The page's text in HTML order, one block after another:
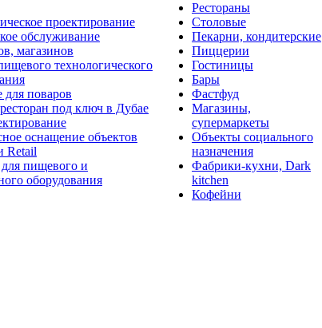
проектирование
обслуживание
магазинов
технологического
для поваров
под ключ в Дубае
оснащение объектов
Retail
для пищевого и
оборудования
Рестораны
Столовые
Пекарни, кондитерские
Пиццерии
Гостиницы
Бары
Фастфуд
Магазины,
супермаркеты
Объекты социального
назначения
Фабрики-кухни, Dark
kitchen
Кофейни